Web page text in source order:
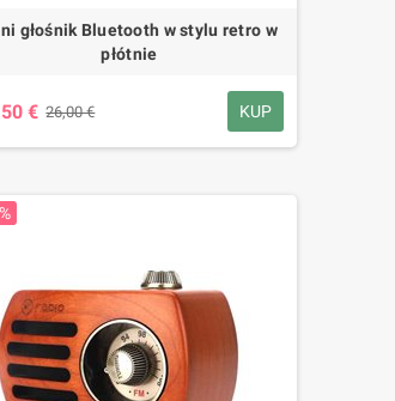
głośnik Bluetooth w stylu retro w
płótnie
€ 26,00 € KUP